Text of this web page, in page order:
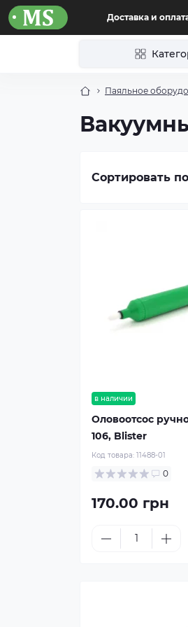
Доставка и
Паяльное
Сортировать по
в наличии
Оловоотсос
106, Blister
Код товара: 11488-01
0
170.00 грн